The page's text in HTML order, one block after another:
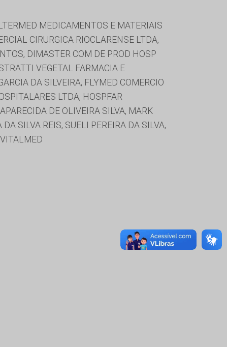
MEDICAMENTOS E MATERIAIS
CIRURGICA RIOCLARENSE LTDA,
DIMASTER COM DE PROD HOSP
VEGETAL FARMACIA E
DA SILVEIRA, FLYMED COMERCIO
LTDA, HOSPFAR
DE OLIVEIRA SILVA, MARK
SILVA REIS, SUELI PEREIRA DA SILVA,